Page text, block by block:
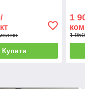
Купити
1
1